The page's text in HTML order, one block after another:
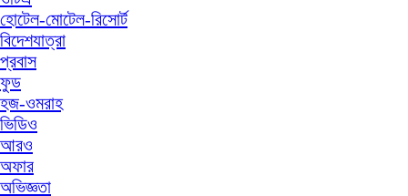
হোটেল-মোটেল-রিসোর্ট
বিদেশযাত্রা
প্রবাস
ফুড
হজ-ওমরাহ
ভিডিও
আরও
অফার
অভিজ্ঞতা